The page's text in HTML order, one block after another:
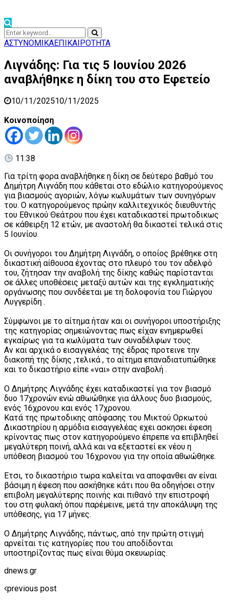
Search
for:
Search
ΑΣΤΥΝΟΜΙΚΑΕΠΙΚΑΙΡΟΤΗΤΑ
Λιγνάδης: Για τις 5 Ιουνίου 2026
αναβλήθηκε η δίκη του στο Εφετείο
10/11/202510/11/2025
Κοινοποίηση
11:38
Για τρίτη φορα αναβλήθηκε η δίκη σε δεύτερο βαθμό του
Δημήτρη Λιγνάδη που κάθεται στο εδώλιο κατηγορούμενος
για βιασμούς αγοριών, λόγω κωλυμάτων των συνηγόρων
του. Ο κατηγορούμενος πρώην καλλιτεχνικός διευθυντής
του Εθνικού Θεάτρου που έχει καταδικαστεί πρωτοδικως
σε κάθειρξη 12 ετών, με αναστολή θα δικαστεί τελικά στις
5 Ιουνίου.
Οι συνήγοροι του Δημήτρη Λιγνάδη, ο οποίος βρέθηκε στη
δικαστική αίθουσα έχοντας στο πλευρό του τον αδελφό
του, ζήτησαν την αναβολή της δίκης καθώς παρίστανται
σε άλλες υποθέσεις μεταξύ αυτών και της εγκληματικής
οργάνωσης που συνδέεται με τη δολοφονία του Γιώργου
Λυγγερίδη .
Σύμφωνοι με το αίτημα ήταν και οι συνήγοροι υποστήριξης
της κατηγορίας σημειώνοντας πως είχαν ενημερωθεί
εγκαίρως για τα κωλύματα των συναδέλφων τους.
Αν και αρχικά ο εισαγγελέας της έδρας προτεινε την
διακοπή της δίκης ,τελικά , το αίτημα επαναδιατυπώθηκε
και το δικαστήριο είπε «ναι» στην αναβολή .
Ο Δημήτρης Λιγνάδης έχει καταδικαστεί για τον βιασμό
δυο 17χρονών ενώ αθωώθηκε για άλλους δυο βιασμούς,
ενός 16χρονου και ενός 17χρονου.
Κατά της πρωτοδικης απόφασης του Μικτού Ορκωτού
Δικαστηρίου η αρμόδια εισαγγελέας εχει ασκησει έφεση
κρίνοντας πως στον κατηγορούμενο έπρεπε να επιβληθεί
μεγαλύτερη ποινή, αλλά και να εξεταστεί εκ νέου η
υπόθεση βιασμού του 16χρονου για την οποία αθωώθηκε.
Έτσι, το δικαστήριο τωρα καλείται να αποφανθει αν είναι
βάσιμη η έφεση που ασκήθηκε κάτι που θα οδηγήσει στην
επιβολη μεγαλύτερης ποινής και πιθανό την επιστροφή
του στη φυλακή όπου παρέμεινε, μετά την αποκάλυψη της
υπόθεσης, για 17 μήνες.
Ο Δημήτρης Λιγνάδης, πάντως, από την πρώτη στιγμή
αρνείται τις κατηγορίες που του αποδίδονται
υποστηρίζοντας πως είναι θύμα σκευωρίας.
dnews.gr
previous post